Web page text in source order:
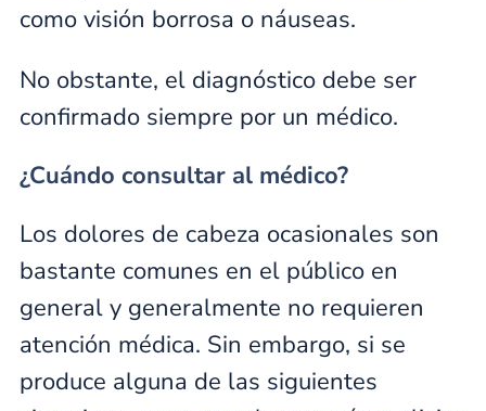
como visión borrosa o náuseas.
No obstante, el diagnóstico debe ser
confirmado siempre por un médico.
¿Cuándo consultar al médico?
Los dolores de cabeza ocasionales son
bastante comunes en el público en
general y generalmente no requieren
atención médica. Sin embargo, si se
produce alguna de las siguientes